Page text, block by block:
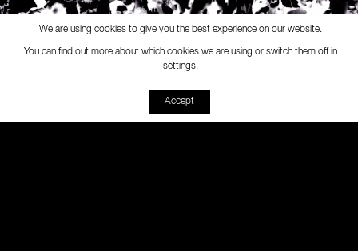
Radio Decidim - [Decidim Fest 21]Lorena Jaume-Palasí: Justicia
We are using cookies to give you the best experience on our website.
You can find out more about which cookies we are using or switch them off in
settings.
Accept